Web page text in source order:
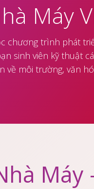
Máy
chương trình phát
sinh viên kỹ thuật
về môi trường, văn
Máy